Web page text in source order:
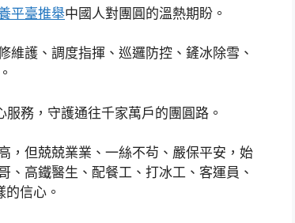
平臺推舉中國人對團圓的溫熱期盼。
維護、調度指揮、巡邏防控、鏟冰除雪、
務，守護通往千家萬戶的團圓路。
，但兢兢業業、一絲不茍、嚴保平安，始
、高鐵醫生、配餐工、打冰工、客運員、
信心。